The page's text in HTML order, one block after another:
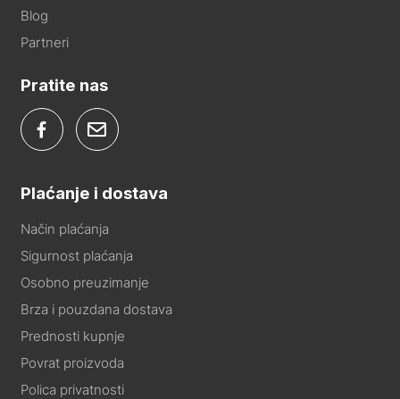
Blog
Partneri
Pratite nas
Plaćanje i dostava
Način plaćanja
Sigurnost plaćanja
Osobno preuzimanje
Brza i pouzdana dostava
Prednosti kupnje
Povrat proizvoda
Polica privatnosti